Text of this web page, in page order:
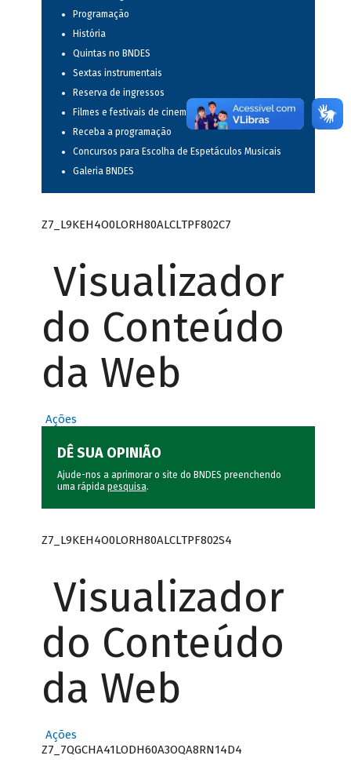
Programação
História
Quintas no BNDES
Sextas instrumentais
Reserva de ingressos
Filmes e festivais de cinema
Receba a programação
Concursos para Escolha de Espetáculos Musicais
Galeria BNDES
Z7_L9KEH4O0LORH80ALCLTPF802C7
Visualizador
do Conteúdo
da Web
Ações
DÊ SUA OPINIÃO
Ajude-nos a aprimorar o site do BNDES preenchendo
uma rápida pesquisa.
Z7_L9KEH4O0LORH80ALCLTPF802S4
Visualizador
do Conteúdo
da Web
Ações
Z7_7QGCHA41LODH60A3OQA8RN14D4